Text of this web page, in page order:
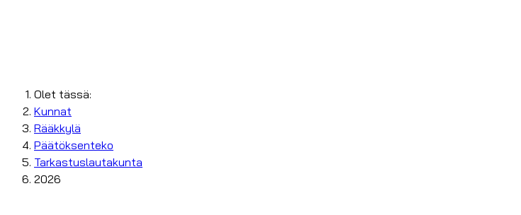
Olet tässä:
Kunnat
Rääkkylä
Päätöksenteko
Tarkastuslautakunta
2026